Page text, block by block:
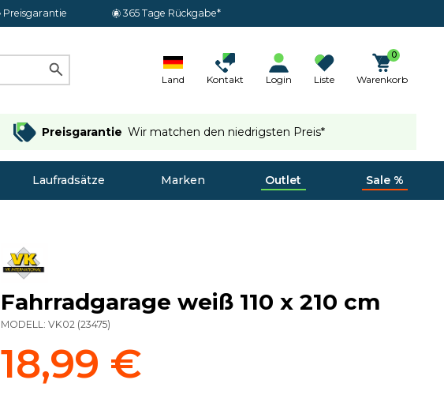
Preisgarantie 365 Tage Rückgabe*
Land Kontakt Login Liste
0
Warenkorb
Preisgarantie Wir matchen den niedrigsten Preis*
Laufradsätze Marken Outlet Sale %
Fahrradgarage weiß 110 x 210 cm
MODELL:VK02 (23475)
18,99 €